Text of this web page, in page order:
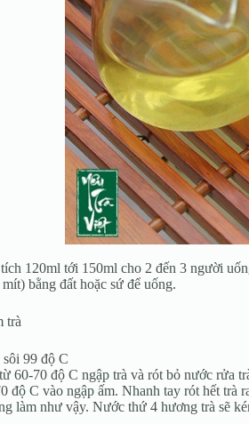
120ml tới 150ml cho 2 đến 3 người
bằng đất hoặc sứ để uống.
trà
sôi 99 độ C
60-70 độ C ngập trà và rót bỏ nước rửa
độ C vào ngập ấm. Nhanh tay rót hết trà
làm như vậy. Nước thứ 4 hương trà sẽ